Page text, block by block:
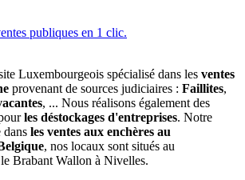
Luxembourgeois spécialisé dans les ventes
provenant de sources judiciaires : Faillites,
, ... Nous réalisons également des
les déstockages d'entreprises. Notre
dans les ventes aux enchères au
, nos locaux sont situés au
Brabant Wallon à Nivelles.